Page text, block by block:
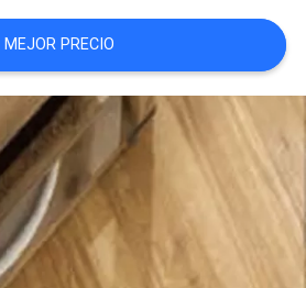
MEJOR PRECIO